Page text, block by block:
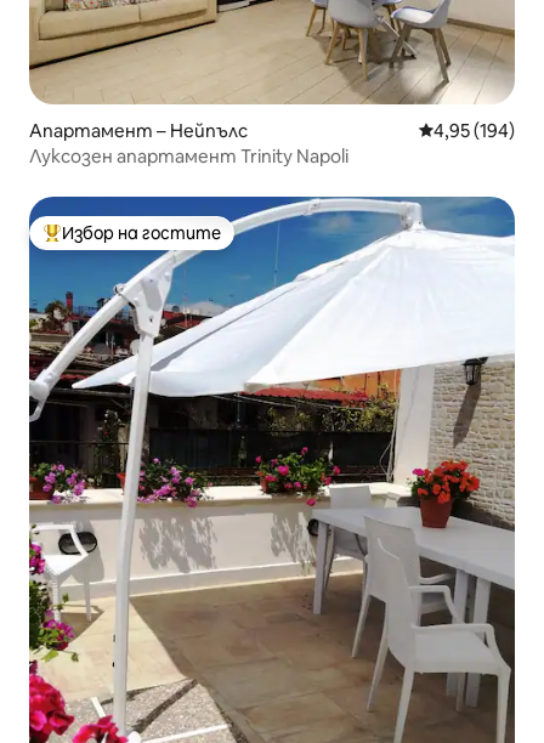
Апартамент – Нейпълс Средна
4,95 (194)
Луксозен апартамент Trinity Napoli
Най-популярен избор на гостите
Избор на гостите